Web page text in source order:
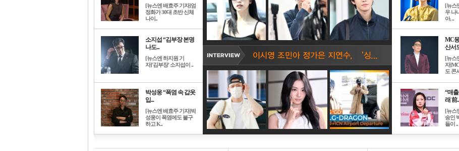
[뉴스엔 배효주 기자]엄
정화가 30대 초반 신체
나이..
소지섭 “김부장 본명
나도...
[뉴스엔 하지원 기
자]'김부장' 소지섭이 ..
박성웅 “폭염 속 갑옷
입...
[뉴스엔 배효주 기자]박
성웅이 폭염에도 불구
하고 K..
[뉴스
우 나
아, ..
MC
산서
[뉴스
자
도 콘
“매
래 前
[뉴스
송인
들이 ..